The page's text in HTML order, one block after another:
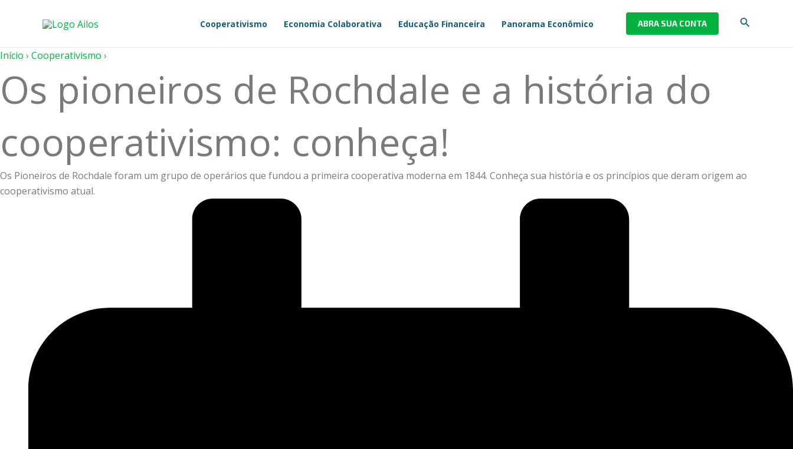
conteúdo
Cooperativismo Economia Colaborativa Educação Financeira Panorama Econômico ABRA SUA CONTA Pesquisar
Início › Cooperativismo ›
Os pioneiros de Rochdale e a história do
cooperativismo: conheça!
Os Pioneiros de Rochdale foram um grupo de operários que fundou a primeira cooperativa moderna em 1844. Conheça sua história e os princípios que deram origem ao
cooperativismo atual.